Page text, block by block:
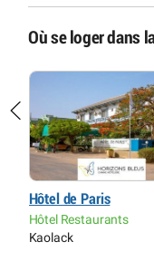
Où se loger dans
Hôtel de Paris
Hôtel Restaurants
Kaolack